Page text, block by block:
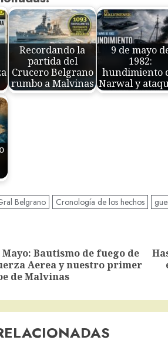
Recordando la
partida del
Crucero Belgrano
rumbo a Malvinas
9 de mayo
1982:
hundimiento
Narwal y
Belgrano Cronología de los hechos
Mayo: Bautismo de fuego de
Aerea y nuestro primer
de Malvinas